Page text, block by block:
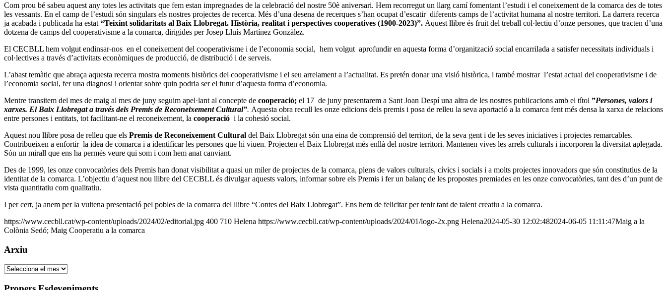
Com prou bé sabeu aquest any totes les activitats que fem estan impregnades de la celebració del nostre 50è aniversari. Hem recorregut un llarg camí fomentant l’estudi i el coneixement de la comarca des de totes
les vessants. En el camp de l’estudi són singulars els nostres projectes de recerca. Més d’una desena de recerques s’han ocupat d’escatir diferents camps de l’activitat humana al nostre territori. La darrera recerca
ja acabada i publicada ha estat “Teixint solidaritats al Baix Llobregat. Història, realitat i perspectives cooperatives (1900-2023)”. Aquest llibre és fruit del treball col·lectiu d’onze persones, que tracten d’una
dotzena de camps del cooperativisme a la comarca, dirigides per Josep Lluís Martínez Gonzàlez.
El CECBLL hem volgut endinsar-nos en el coneixement del cooperativisme i de l’economia social, hem volgut aprofundir en aquesta forma d’organització social encarrilada a satisfer necessitats individuals i
col·lectives a través d’activitats econòmiques de producció, de distribució i de serveis.
L’abast temàtic que abraça aquesta recerca mostra moments històrics del cooperativisme i el seu arrelament a l’actualitat. Es pretén donar una visió històrica, i també mostrar l’estat actual del cooperativisme i de
l’economia social, fer una diagnosi i orientar sobre quin podria ser el futur d’aquesta forma d’economia.
Mentre transitem del mes de maig al mes de juny seguim apel·lant al concepte de cooperació; el 17 de juny presentarem a Sant Joan Despí una altra de les nostres publicacions amb el títol ”Persones, valors i
xarxes. El Baix Llobregat a través dels Premis de Reconeixement Cultural”. Aquesta obra recull les onze edicions dels premis i posa de relleu la seva aportació a la comarca fent més densa la xarxa de relacions
entre persones i entitats, tot facilitant-ne el reconeixement, la cooperació i la cohesió social.
Aquest nou llibre posa de relleu que els Premis de Reconeixement Cultural del Baix Llobregat són una eina de comprensió del territori, de la seva gent i de les seves iniciatives i projectes remarcables.
Contribueixen a enfortir la idea de comarca i a identificar les persones que hi viuen. Projecten el Baix Llobregat més enllà del nostre territori. Mantenen vives les arrels culturals i incorporen la diversitat aplegada.
Són un mirall que ens ha permès veure qui som i com hem anat canviant.
Des de 1999, les onze convocatòries dels Premis han donat visibilitat a quasi un miler de projectes de la comarca, plens de valors culturals, cívics i socials i a molts projectes innovadors que són constitutius de la
identitat de la comarca. L’objectiu d’aquest nou llibre del CECBLL és divulgar aquests valors, informar sobre els Premis i fer un balanç de les propostes premiades en les onze convocatòries, tant des d’un punt de
vista quantitatiu com qualitatiu.
I per cert, ja anem per la vuitena presentació pel pobles de la comarca del llibre “Contes del Baix Llobregat”. Ens hem de felicitar per tenir tant de talent creatiu a la comarca.
https://www.cecbll.cat/wp-content/uploads/2024/02/editorial.jpg 400 710 Helena https://www.cecbll.cat/wp-content/uploads/2024/01/logo-2x.png Helena2024-05-30 12:02:482024-06-05 11:11:47Maig a la
Colònia Sedó; Maig Cooperatiu a la comarca
Arxiu
Arxiu